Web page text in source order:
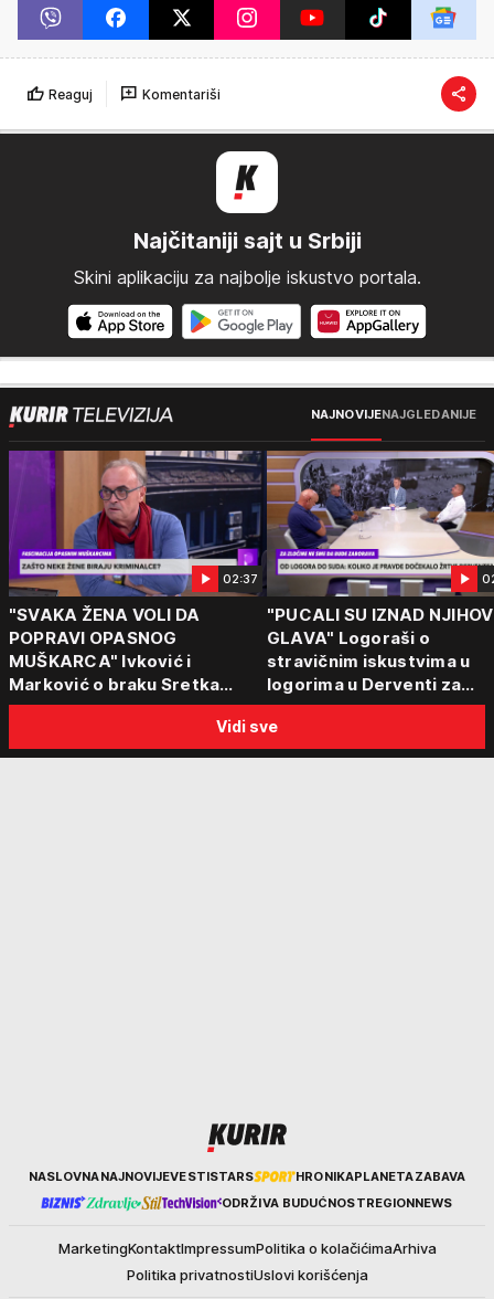
Reaguj Komentariši
Najčitaniji sajt u Srbiji
Skini aplikaciju za najbolje iskustvo portala.
NAJNOVIJENAJGLEDANIJE
02:37
"SVAKA ŽENA VOLI DA
POPRAVI OPASNOG
MUŠKARCA" Ivković i
Marković o braku Sretka
Kalinića i fenomenu žena koje
biraju kriminalce: "Neće sa
nekim ko nema para"
"PUCALI SU IZNAD
GLAVA" Logoraši o
stravičnim iskustvima u
logorima u Derventi za
emisiju "Puls Srbije
"Tada je počela velika
tortura..."
Vidi sve
KurirNASLOVNANAJNOVIJEVESTISTARS HRONIKAPLANETAZABAVA
ODRŽIVA BUDUĆNOSTREGIONNEWS
MarketingKontaktImpressumPolitika o kolačićimaArhiva
Politika privatnostiUslovi korišćenja